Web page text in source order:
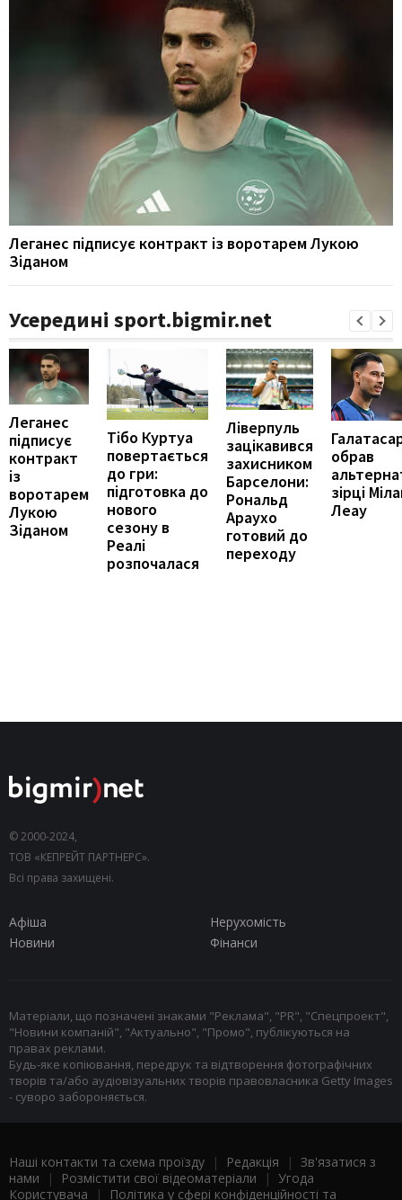
Леганес підписує контракт із воротарем Лукою
Зіданом
Усередині sport.bigmir.net
Леганес
підписує
контракт
із
воротарем
Лукою
Зіданом
Тібо Куртуа
повертається
до гри:
підготовка до
нового
сезону в
Реалі
розпочалася
Ліверпуль
зацікавився
захисником
Барселони:
Рональд
Араухо
готовий до
переходу
обрав
зірці
Леау
© 2000-2024,
ТОВ «КЕПРЕЙТ ПАРТНЕРС».
Всі права захищені.
Афіша
Нерухомість
Новини
Фінанси
Матеріали, що позначені знаками "Реклама", "PR", "Спецпроект",
"Новини компаній", "Актуально", "Промо", публікуються на
правах реклами.
Будь-яке копіювання, передрук та відтворення фотографічних
творів та/або аудіовізуальних творів правовласника Getty Images
- суворо забороняється.
Наші контакти та схема проїзду | Редакція | Зв'язатися з
нами | Розмістити свої відеоматеріали | Угода
Користувача | Політика у сфері конфіденційності та